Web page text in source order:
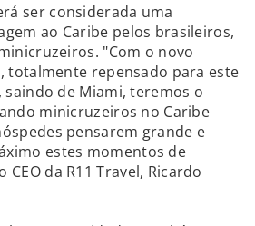
ser considerada uma
ao Caribe pelos brasileiros,
"Com o novo
totalmente repensado para este
de Miami, teremos o
minicruzeiros no Caribe
pensarem grande e
estes momentos de
da R11 Travel, Ricardo